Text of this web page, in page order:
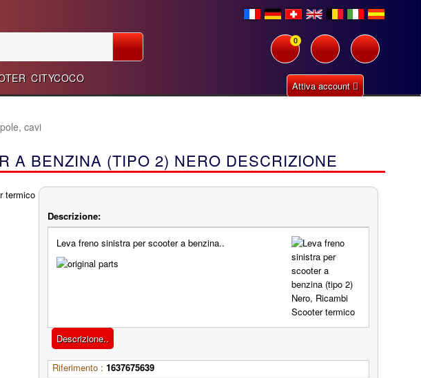
0
Attiva account
CITYCOCO
cavi
A BENZINA (TIPO 2) NERO DESCRIZIONE
Descrizione:
Leva freno sinistra per scooter a benzina..
Descrizione..
Riferimento : 1637675639